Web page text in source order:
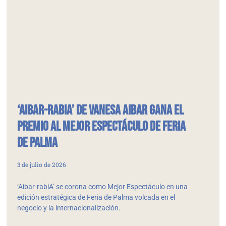
‘Aibar-rabiA’ de Vanesa Aibar gana el
Premio al Mejor Espectáculo de Feria
de Palma
3 de julio de 2026
‘Aibar-rabiA’ se corona como Mejor Espectáculo en una
edición estratégica de Feria de Palma volcada en el
negocio y la internacionalización.